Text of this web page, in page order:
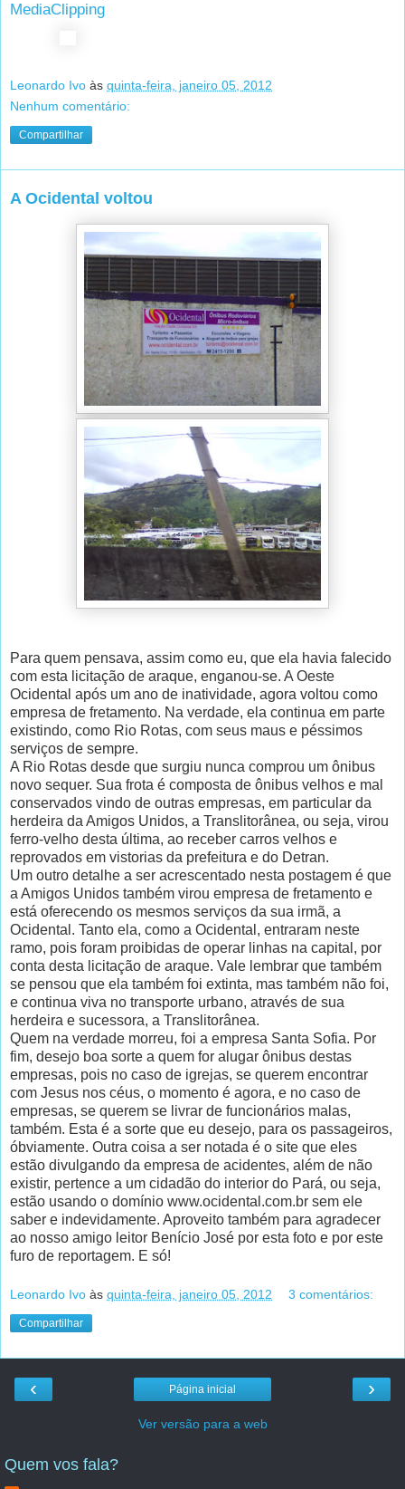
MediaClipping
Leonardo Ivo às quinta-feira, janeiro 05, 2012
Nenhum comentário:
Compartilhar
A Ocidental voltou
Para quem pensava, assim como eu, que ela havia falecido
com esta licitação de araque, enganou-se. A Oeste
Ocidental após um ano de inatividade, agora voltou como
empresa de fretamento. Na verdade, ela continua em parte
existindo, como Rio Rotas, com seus maus e péssimos
serviços de sempre.
A Rio Rotas desde que surgiu nunca comprou um ônibus
novo sequer. Sua frota é composta de ônibus velhos e mal
conservados vindo de outras empresas, em particular da
herdeira da Amigos Unidos, a Translitorânea, ou seja, virou
ferro-velho desta última, ao receber carros velhos e
reprovados em vistorias da prefeitura e do Detran.
Um outro detalhe a ser acrescentado nesta postagem é que
a Amigos Unidos também virou empresa de fretamento e
está oferecendo os mesmos serviços da sua irmã, a
Ocidental. Tanto ela, como a Ocidental, entraram neste
ramo, pois foram proibidas de operar linhas na capital, por
conta desta licitação de araque. Vale lembrar que também
se pensou que ela também foi extinta, mas também não foi,
e continua viva no transporte urbano, através de sua
herdeira e sucessora, a Translitorânea.
Quem na verdade morreu, foi a empresa Santa Sofia. Por
fim, desejo boa sorte a quem for alugar ônibus destas
empresas, pois no caso de igrejas, se querem encontrar
com Jesus nos céus, o momento é agora, e no caso de
empresas, se querem se livrar de funcionários malas,
também. Esta é a sorte que eu desejo, para os passageiros,
óbviamente. Outra coisa a ser notada é o site que eles
estão divulgando da empresa de acidentes, além de não
existir, pertence a um cidadão do interior do Pará, ou seja,
estão usando o domínio www.ocidental.com.br sem ele
saber e indevidamente. Aproveito também para agradecer
ao nosso amigo leitor Benício José por esta foto e por este
furo de reportagem. E só!
Leonardo Ivo às quinta-feira, janeiro 05, 2012 3 comentários:
Compartilhar
‹ ›
Página inicial
Ver versão para a web
Quem vos fala?